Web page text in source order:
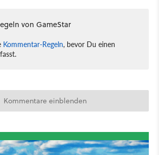
von GameStar
Kommentar-Regeln, bevor Du einen
Kommentare einblenden